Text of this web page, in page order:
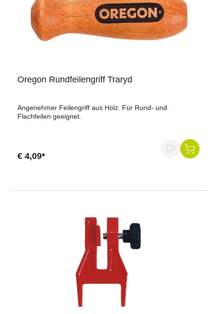
Oregon Rundfeilengriff Traryd
Angenehmer Feilengriff aus Holz. Für Rund- und
Flachfeilen geeignet.
€ 4,09*